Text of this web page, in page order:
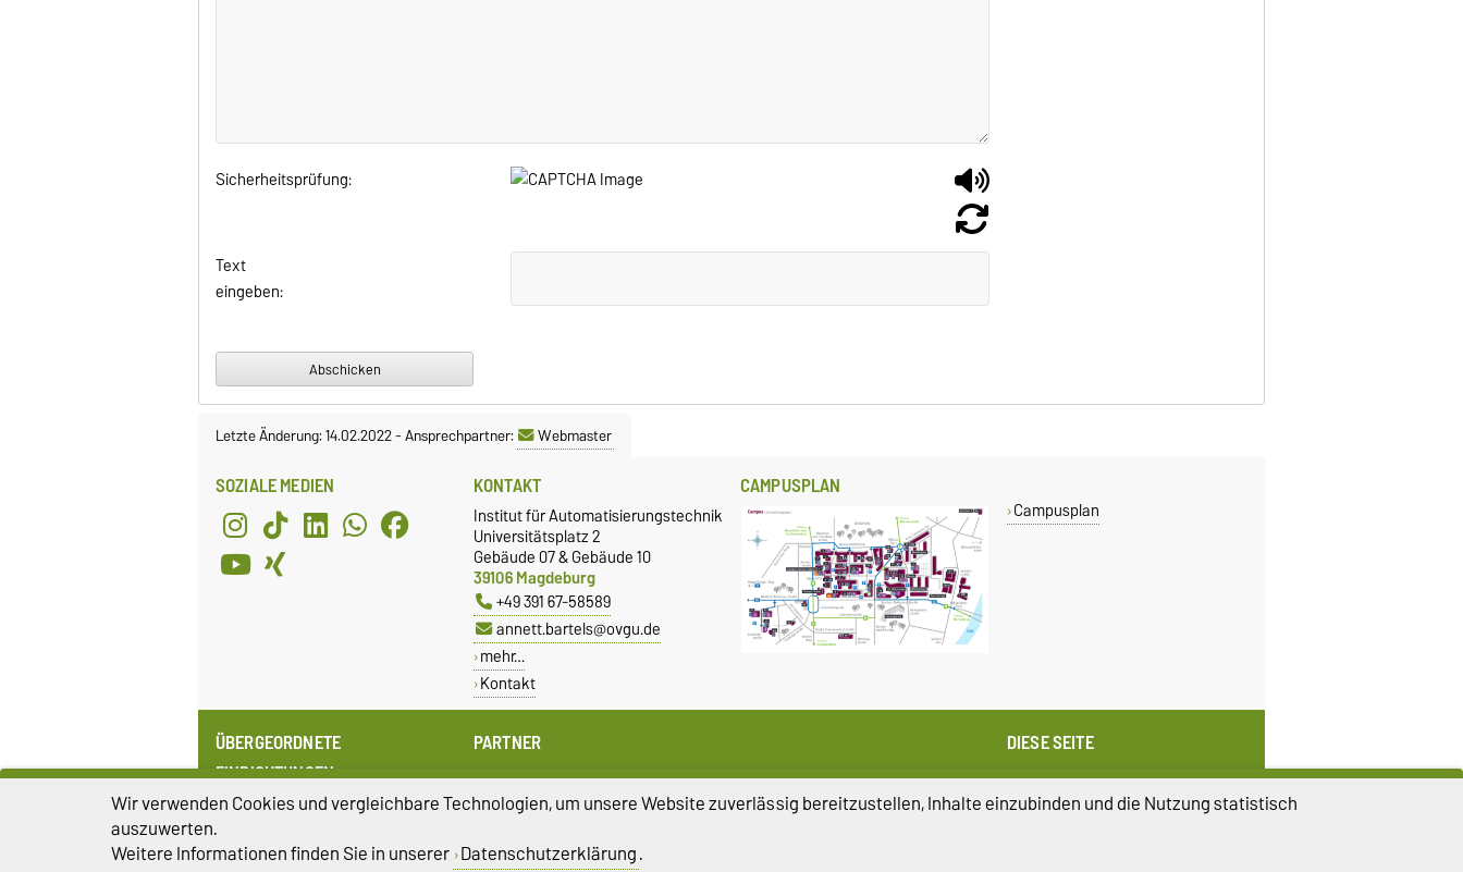
Sicherheitsprüfung:
Text
eingeben:
Letzte Änderung: 14.02.2022-Ansprechpartner: Webmaster
SOZIALE MEDIEN KONTAKT
Institut für Automatisierungstechnik
Universitätsplatz 2
Gebäude 07 & Gebäude 10
39106 Magdeburg
+49 391 67-58589
annett.bartels@ovgu.de
mehr…
Kontakt
CAMPUSPLAN
Campusplan
ÜBERGEORDNETE
EINRICHTUNGEN
Otto-von-Guericke-Universität
Fakultät für Elektrotechnik und
PARTNER
Max-Planck-Institut für Dynamik
komplexer technischer Systeme
ifak - Institut für Automation und
Kommunikation
DIESE SEITE
Vorlesen
Drucken
Wir verwenden Cookies und vergleichbare Technologien, um unsere Website zuverlässig bereitzustellen, Inhalte einzubinden und die Nutzung statistisch
auszuwerten.
Weitere Informationen finden Sie in unserer Datenschutzerklärung.